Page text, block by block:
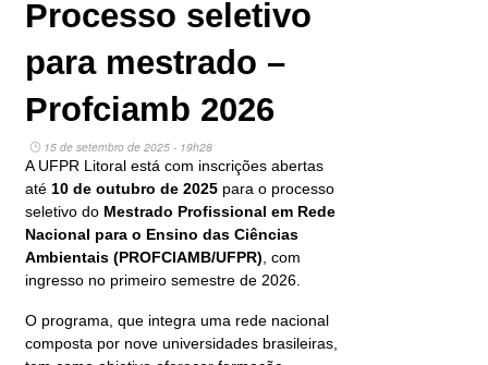
Processo seletivo
para mestrado –
Profciamb 2026
15 de setembro de 2025 - 19h28
A UFPR Litoral está com inscrições abertas
até10 de outubro de 2025 para o processo
seletivo do Mestrado Profissional em Rede
Nacional para o Ensino das Ciências
Ambientais (PROFCIAMB/UFPR), com
ingresso no primeiro semestre de 2026.
O programa, que integra uma rede nacional
composta por nove universidades brasileiras,